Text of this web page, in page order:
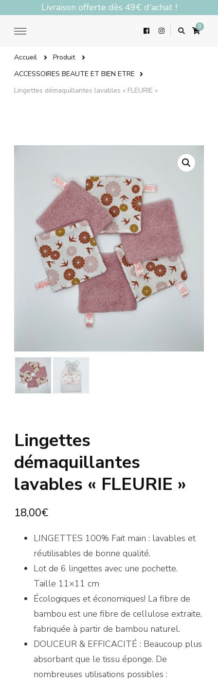
Livraison offerte dès 49€ d'achat !
0
Accueil
Produit
ACCESSOIRES BEAUTE ET BIEN ETRE
Lingettes démaquillantes lavables « FLEURIE »
Lingettes
démaquillantes
lavables « FLEURIE »
18,00€
LINGETTES 100% Fait main : lavables et
réutilisables de bonne qualité.
Lot de 6 lingettes avec une pochette.
Taille 11×11 cm
Écologiques et économiques! La fibre de
bambou est une fibre de cellulose extraite,
fabriquée à partir de bambou naturel.
DOUCEUR & EFFICACITÉ : Beaucoup plus
absorbant que le tissu éponge. De
nombreuses utilisations possibles :